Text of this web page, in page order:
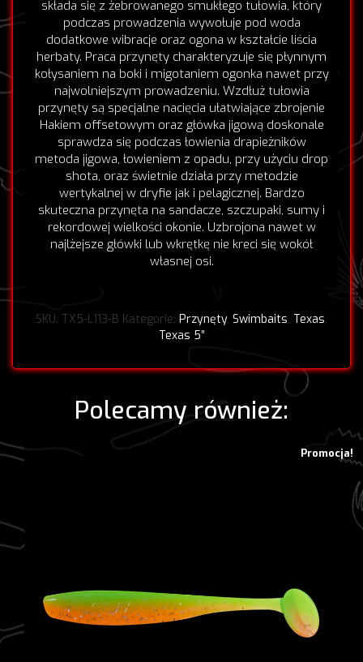
składa się z żebrowanego smukłego tułowia, który
podczas prowadzenia wywołuje pod woda
dodatkowe wibracje oraz ogona w kształcie liścia
herbaty. Praca przynęty charakteryzuje się płynnym
kołysaniem na boki i migotaniem ogonka nawet przy
najwolniejszym prowadzeniu. Wzdłuż tułowia
przynęty są specjalne nacięcia ułatwiające zbrojenie
Hakiem offsetowym oraz główka jigową doskonale
sprawdza się podczas łowienia drapieżników
metoda jigowa, łowieniem z opadu, przy użyciu drop
shota, oraz świetnie działa przy metodzie
wertykalnej w dryfie jak i pelagicznej. Bardzo
skuteczna przynęta na sandacze, szczupaki, sumy i
rekordowej wielkości okonie. Uzbrojona nawet w
najlżejsze główki lub wkrętkę nie kreci się wokół
własnej osi.
SKU: TX5-L113-B Kategorie: Przynęty, Swimbaits, Texas,
Texas 5”
Polecamy również:
Promocja!